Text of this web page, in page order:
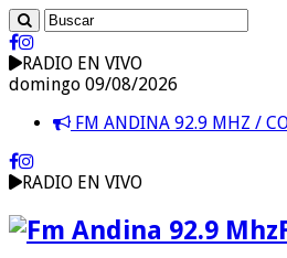
RADIO EN VIVO
domingo 09/08/2026
FM ANDINA 92.9 MHZ /
RADIO EN VIVO